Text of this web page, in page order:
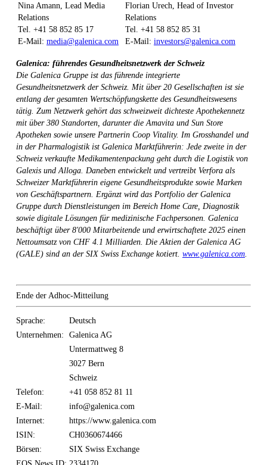
Nina Amann, Lead Media
Relations
Tel. +41 58 852 85 17
E-Mail: media@galenica.com
Florian Urech, Head of Investor
Relations
Tel. +41 58 852 85 31
E-Mail: investors@galenica.com
Galenica: führendes Gesundheitsnetzwerk der Schweiz
Die Galenica Gruppe ist das führende integrierte
Gesundheitsnetzwerk der Schweiz. Mit über 20 Gesellschaften ist sie
entlang der gesamten Wertschöpfungskette des Gesundheitswesens
tätig. Zum Netzwerk gehört das schweizweit dichteste Apothekennetz
mit über 380 Standorten, darunter die Amavita und Sun Store
Apotheken sowie unsere Partnerin Coop Vitality. Im Grosshandel und
in der Pharmalogistik ist Galenica Marktführerin: Jede zweite in der
Schweiz verkaufte Medikamentenpackung geht durch die Logistik von
Galexis und Alloga. Daneben entwickelt und vertreibt Verfora als
Schweizer Marktführerin eigene Gesundheitsprodukte sowie Marken
von Geschäftspartnern. Ergänzt wird das Portfolio der Galenica
Gruppe durch Dienstleistungen im Bereich Home Care, Diagnostik
sowie digitale Lösungen für medizinische Fachpersonen. Galenica
beschäftigt über 8'000 Mitarbeitende und erwirtschaftete 2025 einen
Nettoumsatz von CHF 4.1 Milliarden. Die Aktien der Galenica AG
(GALE) sind an der SIX Swiss Exchange kotiert. www.galenica.com
Ende der Adhoc-Mitteilung
Sprache:
Deutsch
Unternehmen:
Galenica AG
Untermattweg 8
3027 Bern
Schweiz
Telefon:
+41 058 852 81 11
E-Mail:
info@galenica.com
Internet:
https://www.galenica.com
ISIN:
CH0360674466
Börsen:
SIX Swiss Exchange